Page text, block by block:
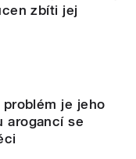
zbíti jej
problém je jeho
arogancí se